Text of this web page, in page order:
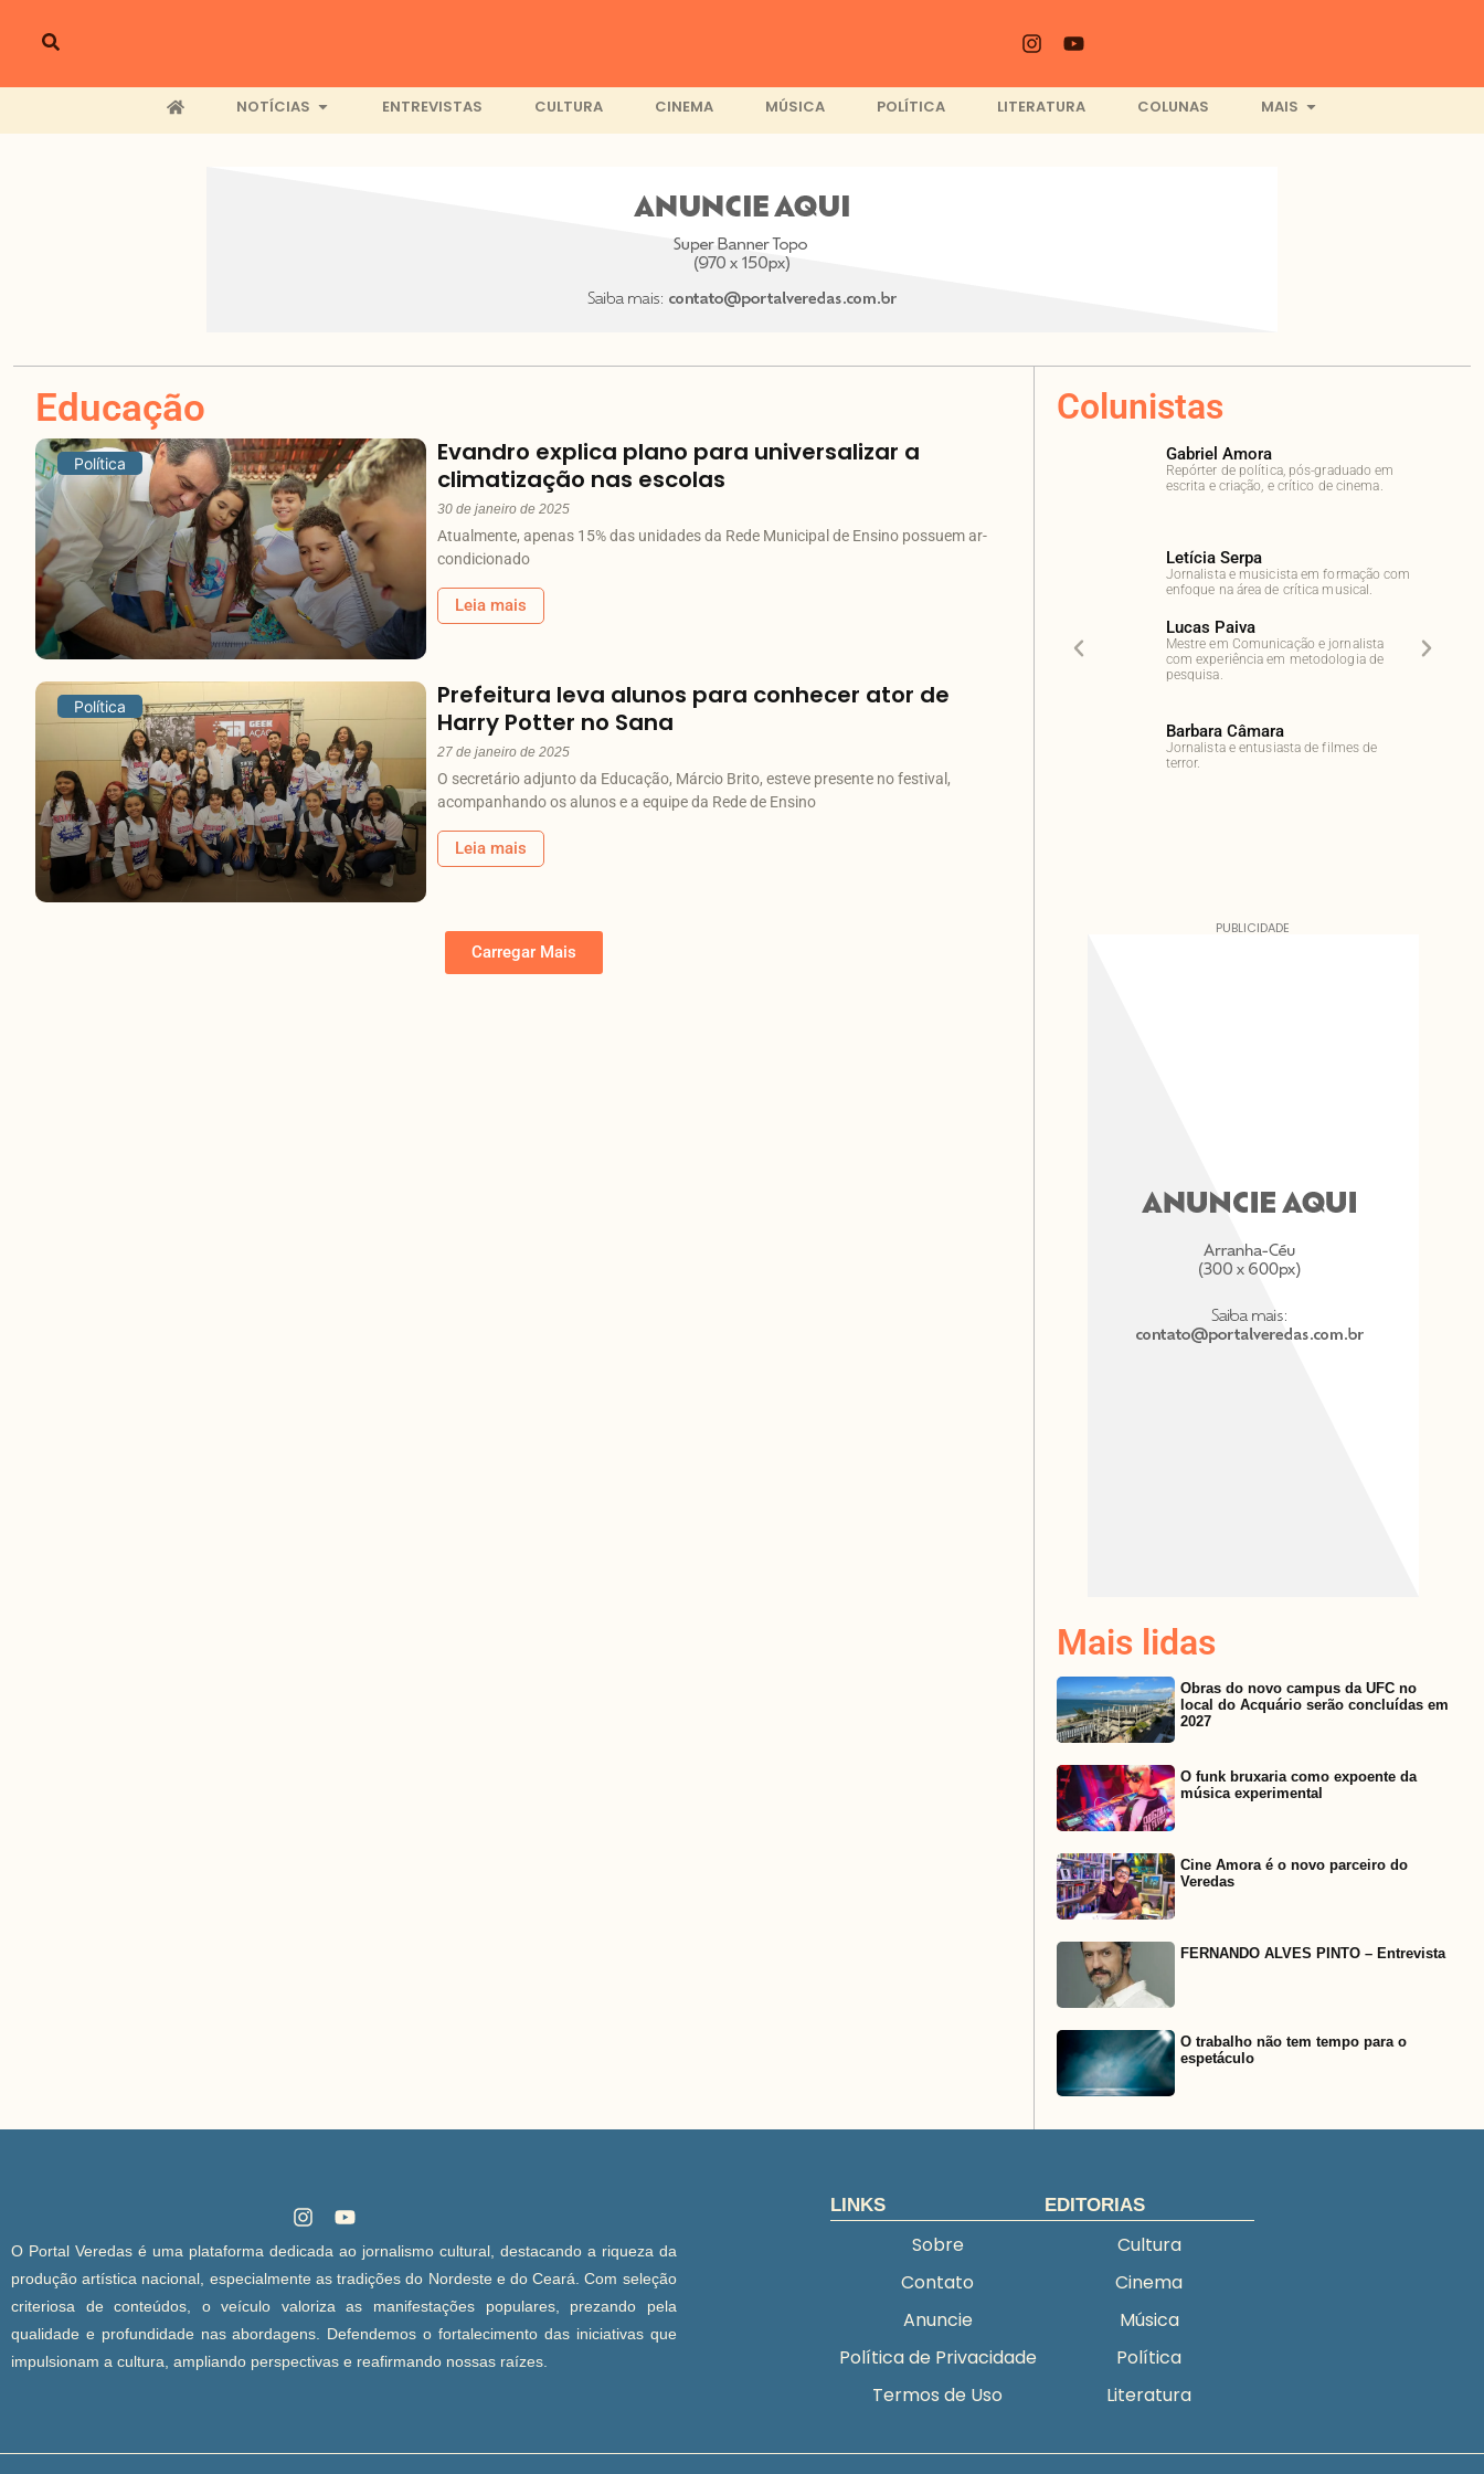
NOTÍCIAS ENTREVISTAS CULTURA CINEMA MÚSICA POLÍTICA LITERATURA COLUNAS MAIS
Educação
Política
Evandro explica plano para universalizar a
climatização nas escolas
30 de janeiro de 2025
Atualmente, apenas 15% das unidades da Rede Municipal de Ensino possuem ar-
condicionado
Leia mais
Política
Prefeitura leva alunos para conhecer ator de
Harry Potter no Sana
27 de janeiro de 2025
O secretário adjunto da Educação, Márcio Brito, esteve presente no festival,
acompanhando os alunos e a equipe da Rede de Ensino
Leia mais
Carregar Mais
Colunistas
Gabriel Amora
Repórter de política, pós-graduado em
escrita e criação, e crítico de cinema.
Letícia Serpa
Jornalista e musicista em formação com
enfoque na área de crítica musical.
Lucas Paiva
Mestre em Comunicação e jornalista
com experiência em metodologia de
pesquisa.
Barbara Câmara
Jornalista e entusiasta de filmes de
terror.
PUBLICIDADE
Mais lidas
Obras do novo campus da UFC no
local do Acquário serão concluídas em
2027
O funk bruxaria como expoente da
música experimental
Cine Amora é o novo parceiro do
Veredas
FERNANDO ALVES PINTO – Entrevista
O trabalho não tem tempo para o
espetáculo
O Portal Veredas é uma plataforma dedicada ao jornalismo cultural, destacando a riqueza da
produção artística nacional, especialmente as tradições do Nordeste e do Ceará. Com seleção
criteriosa de conteúdos, o veículo valoriza as manifestações populares, prezando pela
qualidade e profundidade nas abordagens. Defendemos o fortalecimento das iniciativas que
impulsionam a cultura, ampliando perspectivas e reafirmando nossas raízes.
LINKS
Sobre
Contato
Anuncie
Política de Privacidade
Termos de Uso
EDITORIAS
Cultura
Cinema
Música
Política
Literatura